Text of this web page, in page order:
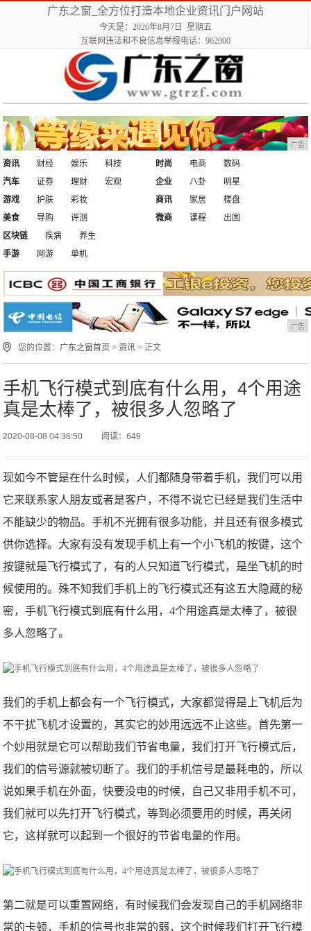
广东之窗_全方位打造本地企业资讯门户网站
今天是：2026年8月7日 星期五
互联网违法和不良信息举报电话：962000
广告
资讯 财经 娱乐
科技
汽车
证券 理财 宏观
时尚 电商
数码
企业
八卦
明星
游戏
护肤
彩妆
美食
导购 评测
商讯 家居
楼盘
微商
课程
出国
区块链
疾病
养生
手游
网游 单机
广告
您的位置： 广东之窗首页 >资讯 > 正文
手机飞行模式到底有什么用，4个用途
真是太棒了，被很多人忽略了
2020-08-08 04:36:50 阅读：649
现如今不管是在什么时候，人们都随身带着手机，我们可以用
它来联系家人朋友或者是客户，不得不说它已经是我们生活中
不能缺少的物品。手机不光拥有很多功能，并且还有很多模式
供你选择。大家有没有发现手机上有一个小飞机的按键，这个
按键就是飞行模式了，有的人只知道飞行模式，是坐飞机的时
候使用的。殊不知我们手机上的飞行模式还有这五大隐藏的秘
密，手机飞行模式到底有什么用，4个用途真是太棒了，被很
多人忽略了。
我们的手机上都会有一个飞行模式，大家都觉得是上飞机后为
不干扰飞机才设置的，其实它的妙用远远不止这些。首先第一
个妙用就是它可以帮助我们节省电量，我们打开飞行模式后，
我们的信号源就被切断了。我们的手机信号是最耗电的，所以
说如果手机在外面，快要没电的时候，自己又非用手机不可，
我们就可以先打开飞行模式，等到必须要用的时候，再关闭
它，这样就可以起到一个很好的节省电量的作用。
第二就是可以重置网络，有时候我们会发现自己的手机网络非
常的卡顿，手机的信号也非常的弱，这个时候我们打开飞行模